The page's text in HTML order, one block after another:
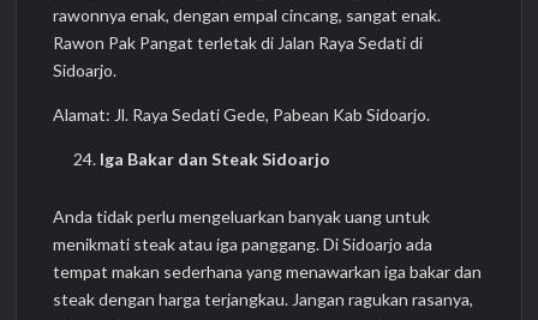
rawonnya enak, dengan empal cincang, sangat enak.
Rawon Pak Pangat terletak di Jalan Raya Sedati di
Sidoarjo.
Alamat: Jl. Raya Sedati Gede, Pabean Kab Sidoarjo.
Iga Bakar dan Steak Sidoarjo
Anda tidak perlu mengeluarkan banyak uang untuk
menikmati steak atau iga panggang. Di Sidoarjo ada
tempat makan sederhana yang menawarkan iga bakar dan
steak dengan harga terjangkau. Jangan ragukan rasanya,